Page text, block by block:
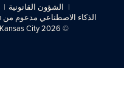
الشؤون القانونية
الذكاء الاصطناعي مدعوم من Mindtrip. تحقق من المعلومات المهمة.
© 2026 Visit Kansas City جميع الحقوق محفوظة.